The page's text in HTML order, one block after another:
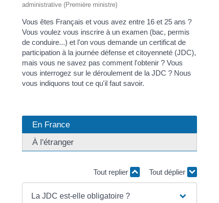
administrative (Première ministre)
Vous êtes Français et vous avez entre 16 et 25 ans ?
Vous voulez vous inscrire à un examen (bac, permis
de conduire...) et l'on vous demande un certificat de
participation à la journée défense et citoyenneté (JDC),
mais vous ne savez pas comment l'obtenir ? Vous
vous interrogez sur le déroulement de la JDC ? Nous
vous indiquons tout ce qu'il faut savoir.
En France
À l'étranger
Tout replier Tout déplier
La JDC est-elle obligatoire ?